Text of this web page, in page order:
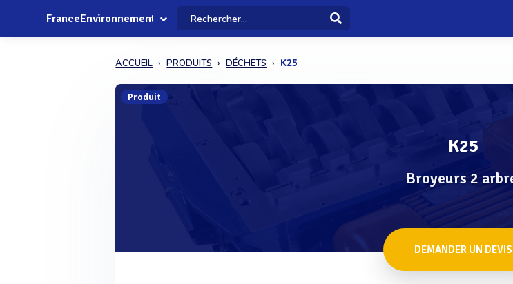
FranceEnvironnement
ACCUEIL PRODUITS DÉCHETS K25
Produit
K25
Broyeurs 2
DEMANDER UN DEVIS